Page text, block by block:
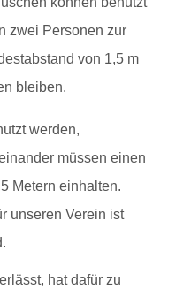
zwei Personen zur
von 1,5 m
bleiben.
werden,
müssen einen
Metern einhalten.
unseren Verein ist
hat dafür zu